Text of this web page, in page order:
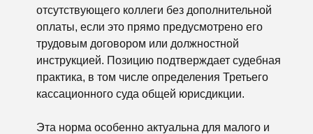
отсутствующего коллеги без дополнительной
оплаты, если это прямо предусмотрено его
трудовым договором или должностной
инструкцией. Позицию подтверждает судебная
практика, в том числе определения Третьего
кассационного суда общей юрисдикции.
Эта норма особенно актуальна для малого и